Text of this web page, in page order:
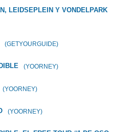
LEIDSEPLEIN Y VONDELPARK
(GETYOURGUIDE)
(YOORNEY)
(YOORNEY)
(YOORNEY)